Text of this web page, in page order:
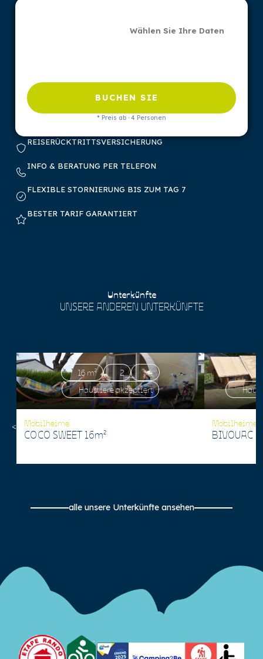
BUCHEN SIE
* Preis ab · 4 Personen
REISERÜCKTRITTSVERSICHERUNG
INFO & BERATUNG PER TELEFON
FLEXIBLE STORNIERUNG BIS ZUM TAG 7
BESTER TARIF GARANTIERT
Unterkünfte
UNSERE ANDEREN UNTERKÜNFTE
16 m² 2
4
Haustiere akzeptiert
Mobilheime
COCO SWEET 16m²
Mobilheime
BIVOUAC
alle unsere Unterkünfte ansehen